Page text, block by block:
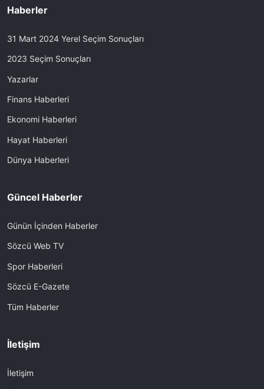
Haberler
31 Mart 2024 Yerel Seçim Sonuçları
2023 Seçim Sonuçları
Yazarlar
Finans Haberleri
Ekonomi Haberleri
Hayat Haberleri
Dünya Haberleri
Güncel Haberler
Günün İçinden Haberler
Sözcü Web TV
Spor Haberleri
Sözcü E-Gazete
Tüm Haberler
İletişim
İletişim